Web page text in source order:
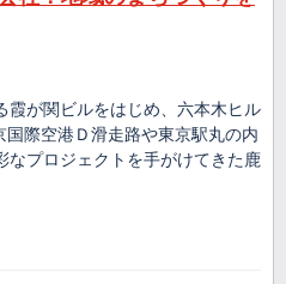
霞が関ビルをはじめ、六本木ヒル
際空港Ｄ滑走路や東京駅丸の内
なプロジェクトを手がけてきた鹿